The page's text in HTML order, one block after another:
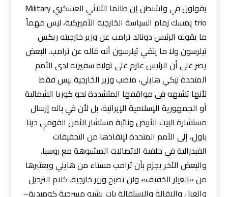
يقولون في واشنطن إن طالما الثلاثي العسكري Military
trio يمسك زمام السياسة الخارجية الأميركية، ليس مهماً
ما يقوله الرئيس دونالد ترامب عن وزير خارجيته ريكس
تيلرسون ولا ما ينفي تيلرسون أنه قاله عن ترامب. البعض
يصر على أن الرئيس عازم على تولية سفيرته لدى الأمم
المتحدة نيكي هايلي، منصب وزير الخارجية ليس فقط
لأنها تشبهه في مواقفها المتشددة نحو كوريا الشمالية
أو الجمهورية الإسلامية الإيرانية، بل لأن في باله إرسال
مستشارة البيت الأبيض ونائبة مستشار الأمن القومي دينا
باول، إلى الأمم المتحدة لإنقاذها من التحقيقات
الفيدرالية في خلفية الاتصالات المشبوهة مع روسيا.
والبعض الآخر يجزم بأن ترامب مستاء من هايلي ويعتبرها
من «العيار الخفيف» ولن تصبح وزير خارجية. كلام الترحيل
والعزل والإقالة والاستقالة بات يشبه مسرحية كوميدية–